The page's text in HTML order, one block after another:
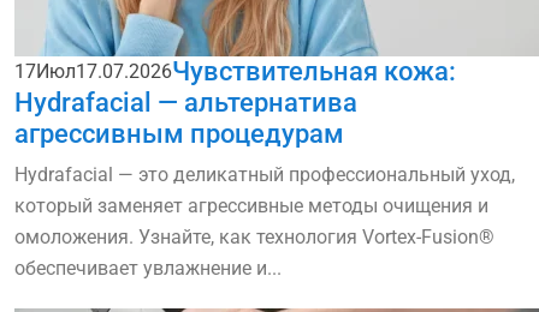
17Июл17.07.2026Чувствительная кожа:
Hydrafacial — альтернатива
агрессивным процедурам
Hydrafacial — это деликатный профессиональный уход,
который заменяет агрессивные методы очищения и
омоложения. Узнайте, как технология Vortex-Fusion®
обеспечивает увлажнение и...